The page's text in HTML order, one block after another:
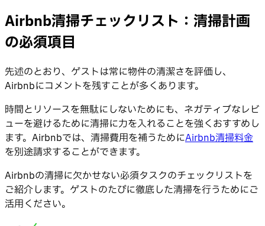
Airbnb清掃チェックリスト：清掃計画
の必須項目
先述のとおり、ゲストは常に物件の清潔さを評価し、
Airbnbにコメントを残すことが多くあります。
時間とリソースを無駄にしないためにも、ネガティブなレビ
ューを避けるために清掃に力を入れることを強くおすすめし
ます。Airbnbでは、清掃費用を補うためにAirbnb清掃料金
を別途請求することができます。
Airbnbの清掃に欠かせない必須タスクのチェックリストを
ご紹介します。ゲストのたびに徹底した清掃を行うためにご
活用ください。